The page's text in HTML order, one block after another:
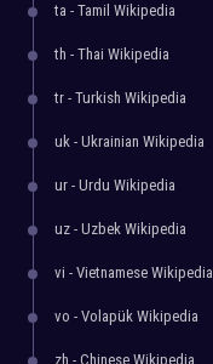
ta - Tamil Wikipedia
th - Thai Wikipedia
tr - Turkish Wikipedia
uk - Ukrainian Wikipedia
ur - Urdu Wikipedia
uz - Uzbek Wikipedia
vi - Vietnamese Wikipedia
vo - Volapük Wikipedia
zh - Chinese Wikipedia